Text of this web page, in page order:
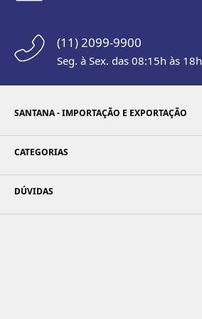
(11) 2099-9900
Seg. à Sex. das 08:15h às 18h
SANTANA - IMPORTAÇÃO E EXPORTAÇÃO
CATEGORIAS
DÚVIDAS